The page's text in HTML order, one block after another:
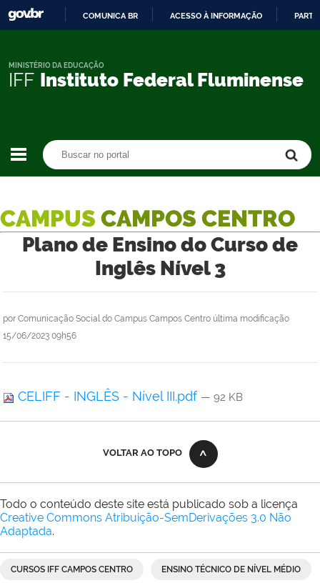
CONTEÚDO
COMUNICA BR ACESSO À INFORMAÇÃO
IFF Instituto Federal Fluminense
MINISTÉRIO DA EDUCAÇÃO
CAMPUS CAMPOS CENTRO
Plano de Ensino do Curso de
Inglês Nível 3
por Comunicação Social do Campus Campos Centro última modificação
15/06/2023 09h56
CELIFF - INGLÊS - Nível III.pdf — 92 KB
VOLTAR AO TOPO
Todo o conteúdo deste site está publicado sob a licença
Creative Commons Atribuição-SemDerivações 3.0 Não
Adaptada.
CURSOS IFF CAMPOS CENTRO ENSINO TÉCNICO DE NÍVEL MÉDIO